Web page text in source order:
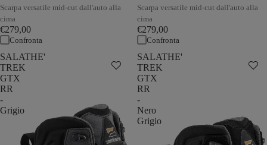
Scarpa versatile mid-cut dall'auto alla
cima
€279,00
Confronta
Scarpa versatile mid-cut dall'auto alla
cima
€279,00
Confronta
SALATHE'
TREK
GTX
RR
-
Grigio
SALATHE'
TREK
GTX
RR
-
Nero
Grigio